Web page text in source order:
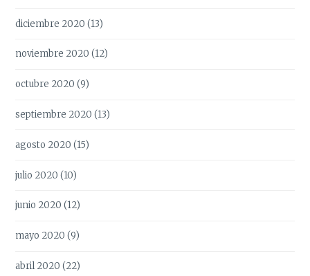
diciembre 2020 (13)
noviembre 2020 (12)
octubre 2020 (9)
septiembre 2020 (13)
agosto 2020 (15)
julio 2020 (10)
junio 2020 (12)
mayo 2020 (9)
abril 2020 (22)